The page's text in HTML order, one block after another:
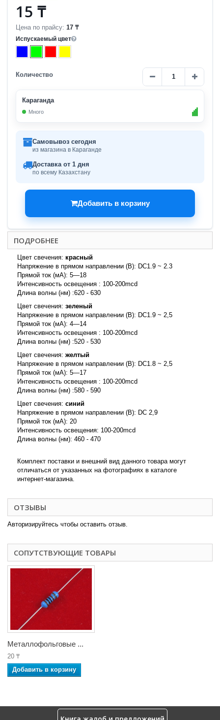
15 ₸
Цена по прайсу: 17 ₸
Испускаемый цвет
Количество
Караганда
Много
Самовывоз сегодня
из магазина в Караганде
Доставка от 1 дня
по всему Казахстану
Добавить в корзину
ПОДРОБНЕЕ
Цвет свечения: красный
Напряжение в прямом направлении (В): DC1.9 ~ 2.3
Прямой ток (мА): 5—18
Интенсивность освещения : 100-200mcd
Длина волны (нм) :620 - 630
Цвет свечения: зеленый
Напряжение в прямом направлении (В): DC1.9 ~ 2,5
Прямой ток (мА): 4—14
Интенсивность освещения : 100-200mcd
Длина волны (нм) :520 - 530
Цвет свечения: желтый
Напряжение в прямом направлении (В): DC1.8 ~ 2,5
Прямой ток (мА): 5—17
Интенсивность освещения : 100-200mcd
Длина волны (нм) :580 - 590
Цвет свечения: синий
Напряжение в прямом направлении (В): DC 2,9
Прямой ток (мА): 20
Интенсивность освещения: 100-200mcd
Длина волны (нм): 460 - 470
Комплект поставки и внешний вид данного товара могут
отличаться от указанных на фотографиях в каталоге
интернет-магазина.
ОТЗЫВЫ
Авторизируйтесь чтобы оставить отзыв.
СОПУТСТВУЮЩИЕ ТОВАРЫ
Металлофольговые ...
20 ₸
Добавить в корзину